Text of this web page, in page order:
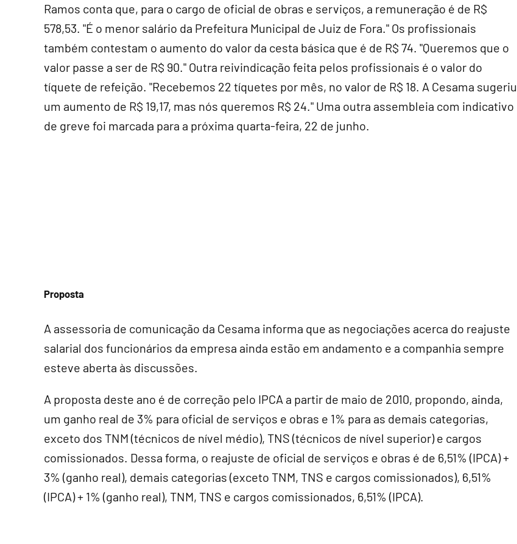
Ramos conta que, para o cargo de oficial de obras e serviços, a remuneração é de R$
578,53. "É o menor salário da Prefeitura Municipal de Juiz de Fora." Os profissionais
também contestam o aumento do valor da cesta básica que é de R$ 74. "Queremos que o
valor passe a ser de R$ 90." Outra reivindicação feita pelos profissionais é o valor do
tíquete de refeição. "Recebemos 22 tíquetes por mês, no valor de R$ 18. A Cesama sugeriu
um aumento de R$ 19,17, mas nós queremos R$ 24." Uma outra assembleia com indicativo
de greve foi marcada para a próxima quarta-feira, 22 de junho.
Proposta
A assessoria de comunicação da Cesama informa que as negociações acerca do reajuste
salarial dos funcionários da empresa ainda estão em andamento e a companhia sempre
esteve aberta às discussões.
A proposta deste ano é de correção pelo IPCA a partir de maio de 2010, propondo, ainda,
um ganho real de 3% para oficial de serviços e obras e 1% para as demais categorias,
exceto dos TNM (técnicos de nível médio), TNS (técnicos de nível superior) e cargos
comissionados. Dessa forma, o reajuste de oficial de serviços e obras é de 6,51% (IPCA) +
3% (ganho real), demais categorias (exceto TNM, TNS e cargos comissionados), 6,51%
(IPCA) + 1% (ganho real), TNM, TNS e cargos comissionados, 6,51% (IPCA).